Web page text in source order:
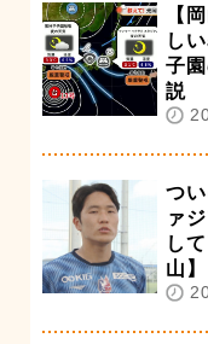
【
し
子
説
つ
ァ
し
山】